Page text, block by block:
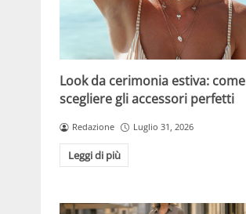
Look da cerimonia estiva: come
scegliere gli accessori perfetti
Redazione Luglio 31, 2026
Leggi di più